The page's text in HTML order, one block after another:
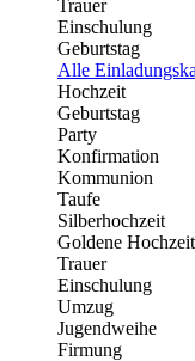
Trauer
Einschulung
Geburtstag
Alle
Hochzeit
Geburtstag
Party
Konfirmation
Kommunion
Taufe
Silberhochzeit
Goldene Hochzeit
Trauer
Einschulung
Umzug
Jugendweihe
Firmung